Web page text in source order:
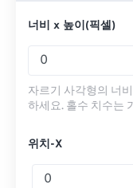
너비 x 높이(픽셀)
자르기 사각형의 너
하세요. 홀수 치수는
위치-X